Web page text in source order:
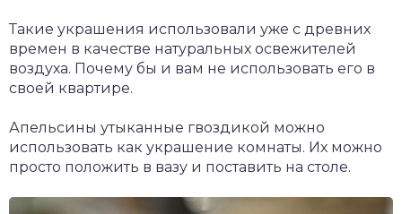
Такие украшения использовали уже с древних
времен в качестве натуральных освежителей
воздуха. Почему бы и вам не использовать его в
своей квартире.
Апельсины утыканные гвоздикой можно
использовать как украшение комнаты. Их можно
просто положить в вазу и поставить на столе.